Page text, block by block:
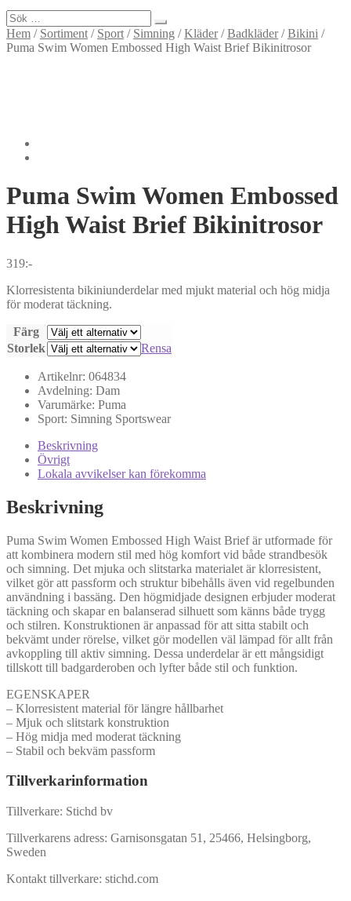
Sök
efter:
Hem / Sortiment / Sport / Simning /Kläder/Badkläder/Bikini /
Puma Swim Women Embossed High Waist Brief Bikinitrosor
Puma Swim Women Embossed
High Waist Brief Bikinitrosor
319:-
Klorresistenta bikiniunderdelar med mjukt material och hög midja
för moderat täckning.
Färg
Storlek
Rensa
Artikelnr: 064834
Avdelning: Dam
Varumärke: Puma
Sport: Simning Sportswear
Beskrivning
Övrigt
Lokala avvikelser kan förekomma
Beskrivning
Puma Swim Women Embossed High Waist Brief är utformade för
att kombinera modern stil med hög komfort vid både strandbesök
och simning. Det mjuka och slitstarka materialet är klorresistent,
vilket gör att passform och struktur bibehålls även vid regelbunden
användning i bassäng. Den högmidjade designen erbjuder moderat
täckning och skapar en balanserad silhuett som känns både trygg
och stilren. Konstruktionen är anpassad för att sitta stabilt och
bekvämt under rörelse, vilket gör modellen väl lämpad för allt från
avkoppling till aktiv simning. Dessa underdelar är ett mångsidigt
tillskott till badgarderoben och lyfter både stil och funktion.
EGENSKAPER
– Klorresistent material för längre hållbarhet
– Mjuk och slitstark konstruktion
– Hög midja med moderat täckning
– Stabil och bekväm passform
Tillverkarinformation
Tillverkare: Stichd bv
Tillverkarens adress: Garnisonsgatan 51, 25466, Helsingborg,
Sweden
Kontakt tillverkare: stichd.com